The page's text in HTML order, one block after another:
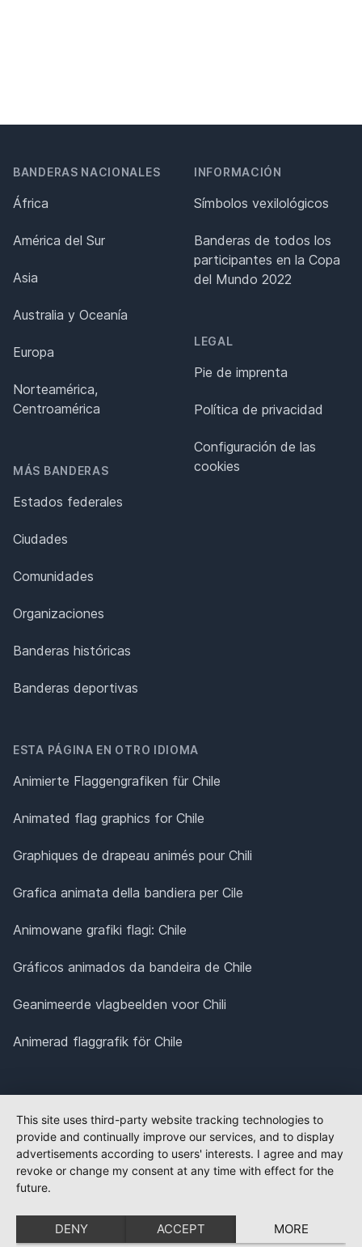
BANDERAS NACIONALES
África
América del Sur
Asia
Australia y Oceanía
Europa
Norteamérica,
Centroamérica
MÁS BANDERAS
Estados federales
Ciudades
Comunidades
Organizaciones
Banderas históricas
Banderas deportivas
INFORMACIÓN
Símbolos vexilológicos
Banderas de todos los
participantes en la Copa
del Mundo 2022
LEGAL
Pie de imprenta
Política de privacidad
Configuración de las
cookies
ESTA PÁGINA EN OTRO IDIOMA
Animierte Flaggengrafiken für Chile
Animated flag graphics for Chile
Graphiques de drapeau animés pour Chili
Grafica animata della bandiera per Cile
Animowane grafiki flagi: Chile
Gráficos animados da bandeira de Chile
Geanimeerde vlagbeelden voor Chili
Animerad flaggrafik för Chile
This site uses third-party website tracking technologies to
provide and continually improve our services, and to display
advertisements according to users' interests. I agree and may
revoke or change my consent at any time with effect for the
future.
DENY ACCEPT MORE